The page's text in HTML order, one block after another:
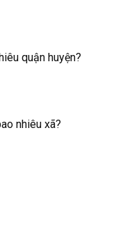
quận huyện?
nhiêu xã?